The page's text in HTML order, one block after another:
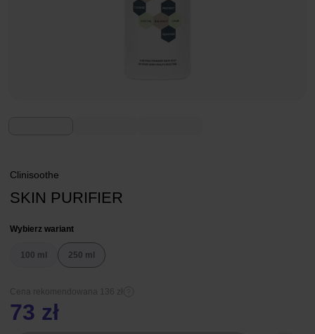
Clinisoothe
SKIN PURIFIER
Wybierz wariant
100 ml 250 ml
Cena rekomendowana 136 zł
73 zł